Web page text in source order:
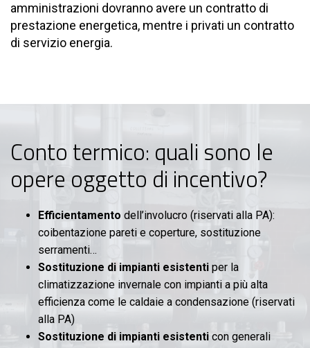
amministrazioni dovranno avere un contratto di
prestazione energetica, mentre i privati un contratto
di servizio energia.
Conto termico: quali sono le
opere oggetto di incentivo?
Efficientamento dell’involucro (riservati alla PA):
coibentazione pareti e coperture, sostituzione
serramenti…
Sostituzione di impianti esistenti per la
climatizzazione invernale con impianti a più alta
efficienza come le caldaie a condensazione (riservati
alla PA)
Sostituzione di impianti esistenti con generali